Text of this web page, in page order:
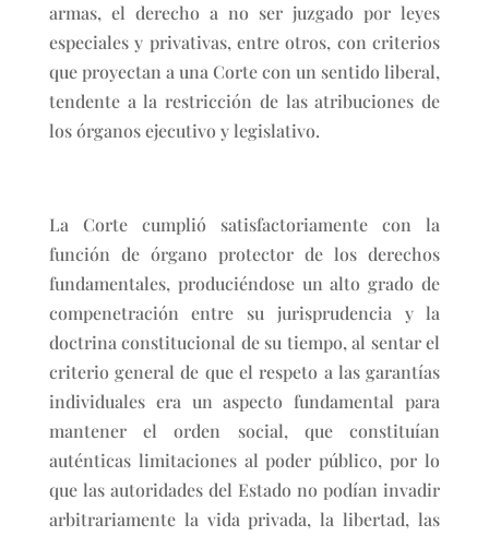
armas, el derecho a no ser juzgado por leyes
especiales y privativas, entre otros, con criterios
que proyectan a una Corte con un sentido liberal,
tendente a la restricción de las atribuciones de
los órganos ejecutivo y legislativo.
La Corte cumplió satisfactoriamente con la
función de órgano protector de los derechos
fundamentales, produciéndose un alto grado de
compenetración entre su jurisprudencia y la
doctrina constitucional de su tiempo, al sentar el
criterio general de que el respeto a las garantías
individuales era un aspecto fundamental para
mantener el orden social, que constituían
auténticas limitaciones al poder público, por lo
que las autoridades del Estado no podían invadir
arbitrariamente la vida privada, la libertad, las